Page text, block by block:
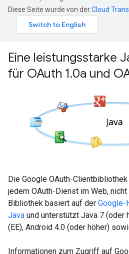
Diese Seite wurde von derCloud
Eine leistungsstarke
für OAuth 1.0a und
Die Google OAuth-
jedem OAuth-Dienst im Web,
Bibliothek basiert auf der Google-
Java und unterstützt Java 7 (oder
(EE), Android 4.0 (oder höher)
Informationen zum Zugriff auf